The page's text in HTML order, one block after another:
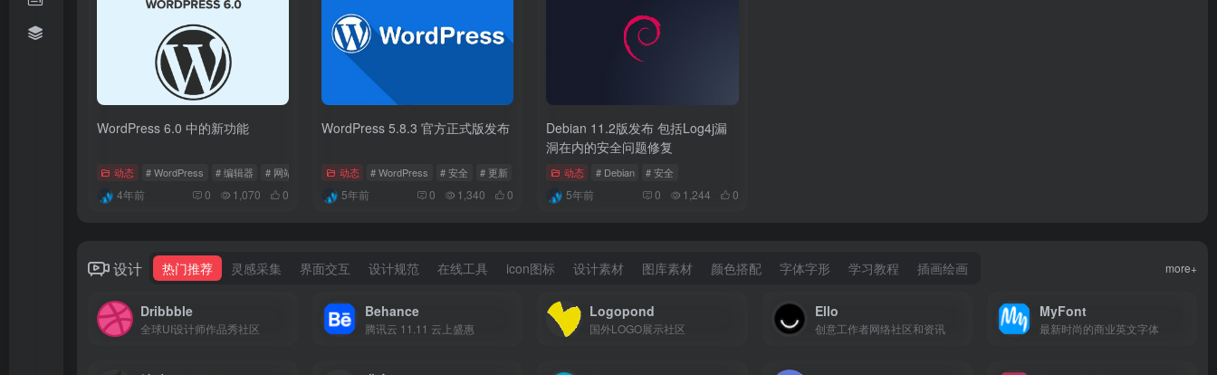
WordPress 6.0 中的新功能
动态 # WordPress # 编辑器 # 网站
4年前 0 1,070 0
WordPress 5.8.3 官方正式版发布
动态 # WordPress # 安全 # 更新
5年前 0 1,340 0
Debian 11.2版发布 包括Log4j漏
洞在内的安全问题修复
动态 # Debian # 安全
5年前 0 1,244 0
设计 热门推荐 灵感采集 界面交互 设计规范 在线工具 icon图标 设计素材 图库素材 颜色搭配 字体字形 学习教程 插画绘画 more+
Dribbble
全球UI设计师作品秀社区
Behance
腾讯云 11.11 云上盛惠
Logopond
国外LOGO展示社区
Ello
创意工作者网络社区和资讯
MyFont
最新时尚的商业英文字体